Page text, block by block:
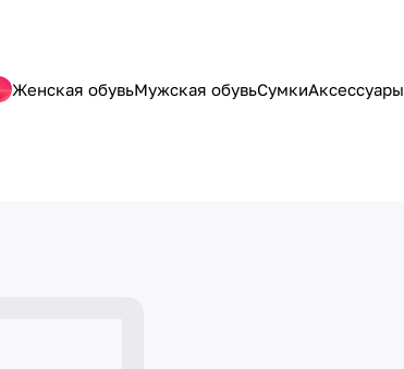
Женская обувьМужская обувьСумкиАксессуары